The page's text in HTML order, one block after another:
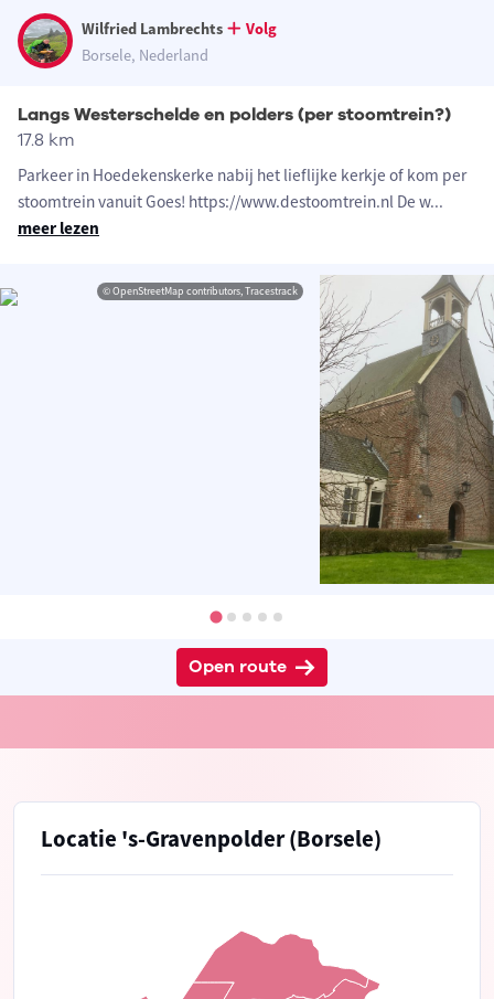
Wilfried Lambrechts
Volg
Borsele, Nederland
Langs Westerschelde en polders (per stoomtrein?)
17.8 km
Parkeer in Hoedekenskerke nabij het lieflijke kerkje of kom per
stoomtrein vanuit Goes! https://www.destoomtrein.nl De w...
meer lezen
© OpenStreetMap contributors, Tracestrack
Open route
Locatie 's-Gravenpolder (Borsele)